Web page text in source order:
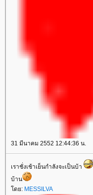
31 มีนาคม 2552 12:44:36 น.
เราชั่งเช้าเย็นกำลังจะเป็นบ้า
บ้าน
ดย: MESSILVA